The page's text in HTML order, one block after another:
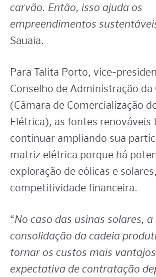
carvão. Então, isso ajuda os
empreendimentos
Sauaia.
Para Talita Porto, vice-
Conselho de Administração da
(Câmara de Comercialização
Elétrica), as fontes renováveis
continuar ampliando sua
matriz elétrica porque há
exploração de eólicas e
competitividade financeira.
“No caso das usinas solares, a
consolidação da cadeia
tornar os custos mais
expectativa de contratação